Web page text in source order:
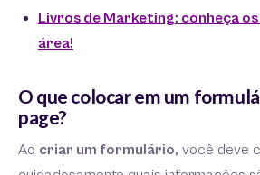
Livros de Marketing: conheça
área!
O que colocar em um
page?
Ao criar um formulário, você deve